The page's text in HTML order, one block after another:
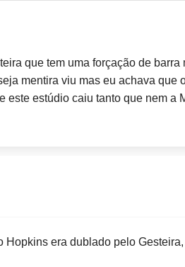
que tem uma forçação de
mentira viu mas eu achava
estúdio caiu tanto que nem a
Hopkins era dublado pelo